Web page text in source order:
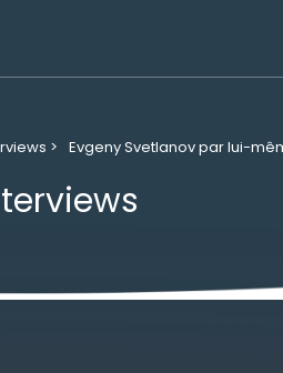
> Evgeny Svetlanov par lui-